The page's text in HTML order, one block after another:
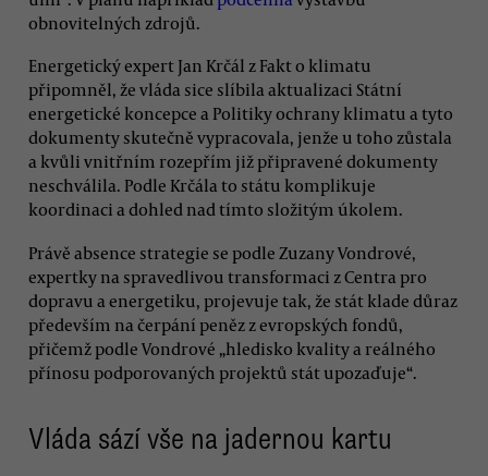
obnovitelných zdrojů.
Energetický expert Jan Krčál z Fakt o klimatu
připomněl, že vláda sice slíbila aktualizaci Státní
energetické koncepce a Politiky ochrany klimatu a tyto
dokumenty skutečně vypracovala, jenže u toho zůstala
a kvůli vnitřním rozepřím již připravené dokumenty
neschválila. Podle Krčála to státu komplikuje
koordinaci a dohled nad tímto složitým úkolem.
Právě absence strategie se podle Zuzany Vondrové,
expertky na spravedlivou transformaci z Centra pro
dopravu a energetiku, projevuje tak, že stát klade důraz
především na čerpání peněz z evropských fondů,
přičemž podle Vondrové „hledisko kvality a reálného
přínosu podporovaných projektů stát upozaďuje“.
Vláda sází vše na jadernou kartu